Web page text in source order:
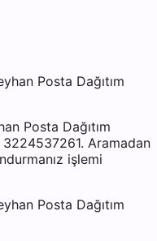
Posta Dağıtım
Posta Dağıtım
Aramadan
işlemi
Posta Dağıtım